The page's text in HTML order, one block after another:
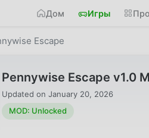
Дом Игры
Escape
Pennywise Escape v1.0
Updated on January 20, 2026
MOD: Unlocked